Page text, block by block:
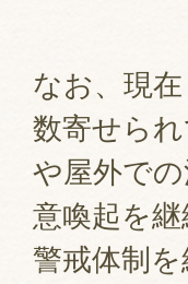
なお、現
数寄せら
や屋外で
意喚起を
警戒体制